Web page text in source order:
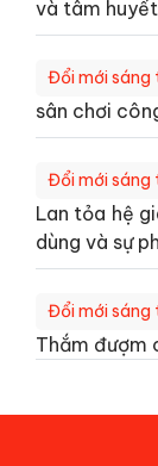
và tâm huyết
Đổi mới sáng
sân chơi
Đổi mới sáng
Lan tỏa hệ
dùng và sự
Đổi mới sáng
Thắm đượm